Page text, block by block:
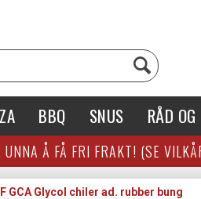
BBQ SNUS RÅD
UNNA Å FÅ FRI FRAKT! (SE
GCA Glycol chiler ad. rubber bung